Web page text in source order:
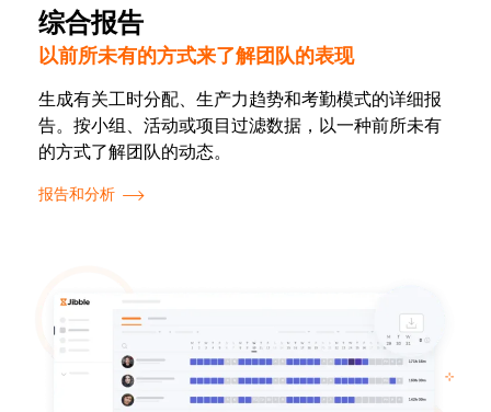
综合报告
以前所未有的方式来了解团队的表现
生成有关工时分配、生产力趋势和考勤模式的详细报
告。按小组、活动或项目过滤数据，以一种前所未有
的方式了解团队的动态。
报告和分析